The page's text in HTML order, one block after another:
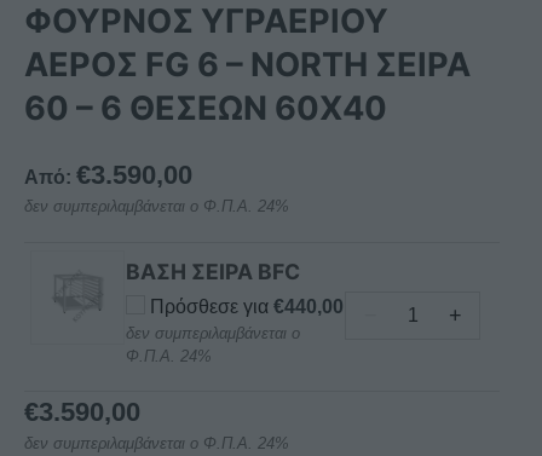
ΦΟΥΡΝΟΣ ΥΓΡΑΕΡΙΟΥ
ΑΕΡΟΣ FG 6 – NORTH ΣΕΙΡΑ
60 – 6 ΘΕΣΕΩΝ 60Χ40
Από: €3.590,00
δεν συμπεριλαμβάνεται ο Φ.Π.Α. 24%
ΒΑΣΗ ΣΕΙΡΑ BFC
Πρόσθεσε για €440,00
δεν συμπεριλαμβάνεται ο
Φ.Π.Α. 24%
+
€3.590,00
δεν συμπεριλαμβάνεται ο Φ.Π.Α. 24%